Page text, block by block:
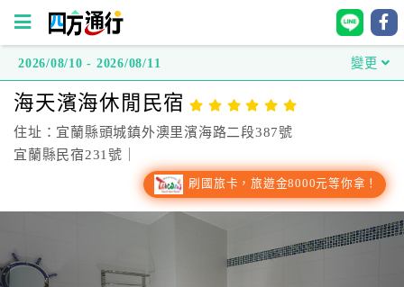
方
通
行
台
2026/08/10 - 2026/08/11 變更
海天濱海休閒民宿
住址：宜蘭縣頭城鎮外澳里濱海路二段387號
宜蘭縣民宿231號｜
刷國旅卡，旅遊金8000元等你拿！